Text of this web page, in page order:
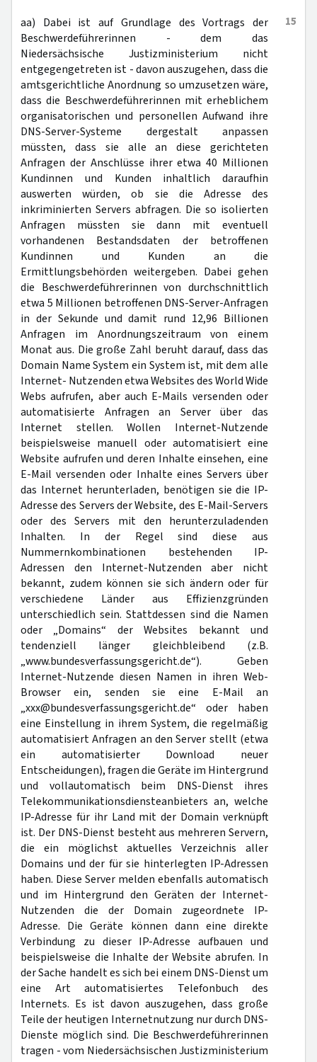
15
aa) Dabei ist auf Grundlage des Vortrags der
Beschwerdeführerinnen - dem das
Niedersächsische Justizministerium nicht
entgegengetreten ist - davon auszugehen, dass die
amtsgerichtliche Anordnung so umzusetzen wäre,
dass die Beschwerdeführerinnen mit erheblichem
organisatorischen und personellen Aufwand ihre
DNS-Server-Systeme dergestalt anpassen
müssten, dass sie alle an diese gerichteten
Anfragen der Anschlüsse ihrer etwa 40 Millionen
Kundinnen und Kunden inhaltlich daraufhin
auswerten würden, ob sie die Adresse des
inkriminierten Servers abfragen. Die so isolierten
Anfragen müssten sie dann mit eventuell
vorhandenen Bestandsdaten der betroffenen
Kundinnen und Kunden an die
Ermittlungsbehörden weitergeben. Dabei gehen
die Beschwerdeführerinnen von durchschnittlich
etwa 5 Millionen betroffenen DNS-Server-Anfragen
in der Sekunde und damit rund 12,96 Billionen
Anfragen im Anordnungszeitraum von einem
Monat aus. Die große Zahl beruht darauf, dass das
Domain Name System ein System ist, mit dem alle
Internet- Nutzenden etwa Websites des World Wide
Webs aufrufen, aber auch E-Mails versenden oder
automatisierte Anfragen an Server über das
Internet stellen. Wollen Internet-Nutzende
beispielsweise manuell oder automatisiert eine
Website aufrufen und deren Inhalte einsehen, eine
E-Mail versenden oder Inhalte eines Servers über
das Internet herunterladen, benötigen sie die IP-
Adresse des Servers der Website, des E-Mail-Servers
oder des Servers mit den herunterzuladenden
Inhalten. In der Regel sind diese aus
Nummernkombinationen bestehenden IP-
Adressen den Internet-Nutzenden aber nicht
bekannt, zudem können sie sich ändern oder für
verschiedene Länder aus Effizienzgründen
unterschiedlich sein. Stattdessen sind die Namen
oder „Domains“ der Websites bekannt und
tendenziell länger gleichbleibend (z.B.
„www.bundesverfassungsgericht.de“). Geben
Internet-Nutzende diesen Namen in ihren Web-
Browser ein, senden sie eine E-Mail an
„xxx@bundesverfassungsgericht.de“ oder haben
eine Einstellung in ihrem System, die regelmäßig
automatisiert Anfragen an den Server stellt (etwa
ein automatisierter Download neuer
Entscheidungen), fragen die Geräte im Hintergrund
und vollautomatisch beim DNS-Dienst ihres
Telekommunikationsdiensteanbieters an, welche
IP-Adresse für ihr Land mit der Domain verknüpft
ist. Der DNS-Dienst besteht aus mehreren Servern,
die ein möglichst aktuelles Verzeichnis aller
Domains und der für sie hinterlegten IP-Adressen
haben. Diese Server melden ebenfalls automatisch
und im Hintergrund den Geräten der Internet-
Nutzenden die der Domain zugeordnete IP-
Adresse. Die Geräte können dann eine direkte
Verbindung zu dieser IP-Adresse aufbauen und
beispielsweise die Inhalte der Website abrufen. In
der Sache handelt es sich bei einem DNS-Dienst um
eine Art automatisiertes Telefonbuch des
Internets. Es ist davon auszugehen, dass große
Teile der heutigen Internetnutzung nur durch DNS-
Dienste möglich sind. Die Beschwerdeführerinnen
tragen - vom Niedersächsischen Justizministerium